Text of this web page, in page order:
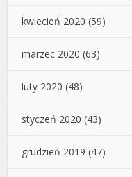
kwiecień 2020 (59)
marzec 2020 (63)
luty 2020 (48)
styczeń 2020 (43)
grudzień 2019 (47)